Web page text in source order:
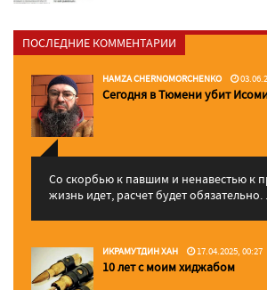
ПОСЛЕДНИЕ КОММЕНТАРИИ
HAMZA CHERNOMORCHENKO
Сегодня в Тюмени убит
Со скорбью к павшим и ненавестью к
жизнь идет, расчет будет обязательно.
ИКРАМУТДИН ХАН 17.04.2025, 00:27
10 лет с моим хиджабом